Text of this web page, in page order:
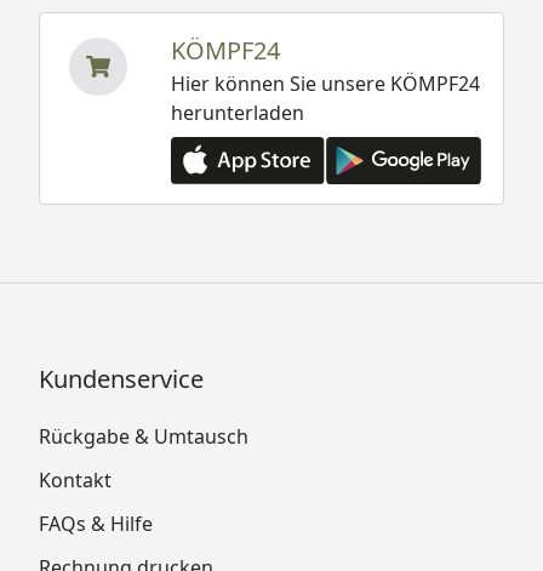
KÖMPF24
Hier können Sie unsere KÖMPF24
herunterladen
Kundenservice
Rückgabe & Umtausch
Kontakt
FAQs & Hilfe